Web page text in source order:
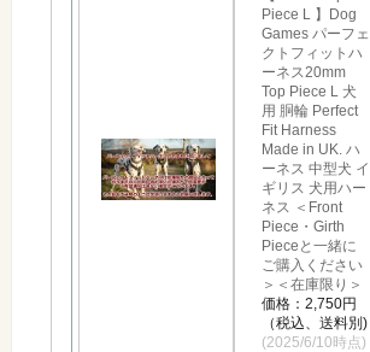
Piece L 】Dog
Games パーフェ
クトフィットハ
ーネス20mm
Top Piece L 犬
用 胴輪 Perfect
Fit Harness
Made in UK. ハ
ーネス 中型犬 イ
ギリス 犬用ハー
ネス ＜Front
Piece・Girth
Pieceと一緒に
ご購入ください
＞＜在庫限り＞
価格：2,750円
（税込、送料別)
(2025/6/10時点)